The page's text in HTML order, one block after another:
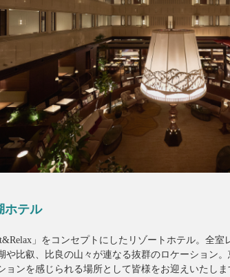
ホテル
」をコンセプトにしたリゾートホテル。全
や比叡、比良の山々が連なる抜群のロケーション
ョンを感じられる場所として皆様をお迎えいたしま